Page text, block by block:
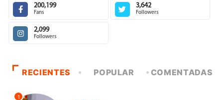
200,199
Fans
3,642
Followers
2,099
Followers
RECIENTES POPULAR COMENTADAS
1